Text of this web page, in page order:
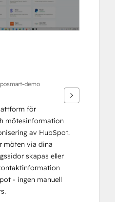
demo
för
mötesinformation
av HubSpot.
möten via dina
skapas eller
- ingen manuell